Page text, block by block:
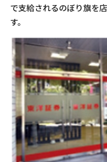
で支給されるのぼり旗を
す。